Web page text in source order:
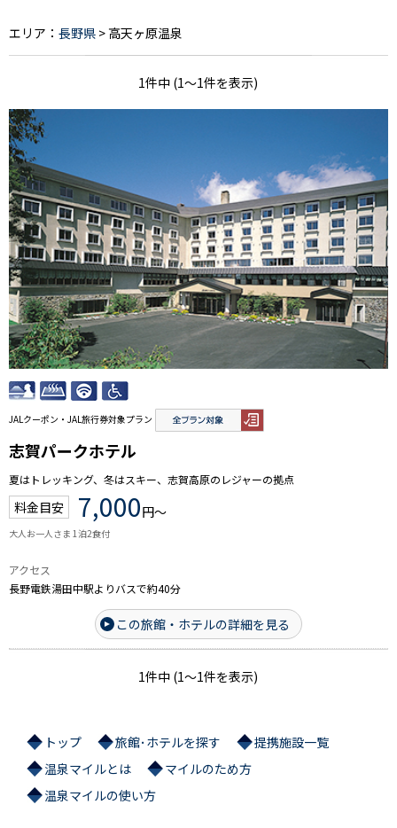
エリア： 長野県 > 高天ヶ原温泉
1件中 (1～1件を表示)
JALクーポン・JAL旅行券対象プラン
志賀パークホテル
夏はトレッキング、冬はスキー、志賀高原のレジャーの拠点
料金目安 7,000円～
大人お一人さま 1泊2食付
アクセス
長野電鉄湯田中駅よりバスで約40分
この旅館・ホテルの詳細を見る
1件中 (1～1件を表示)
トップ 旅館･ホテルを探す
提携施設一覧
温泉マイルとは
マイルのため方
温泉マイルの使い方